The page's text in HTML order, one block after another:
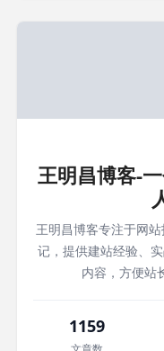
王明昌博客-
王明昌博客专注于网
记，提供建站经验、
内容，方便站
1159